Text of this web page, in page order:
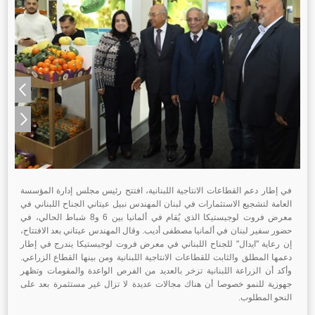
في إطار دعم القطاعات الانتاجية اللبنانية، افتتح رئيس مجلس إدارة المؤسسة
العامة لتشجيع الاستثمارات في لبنان المهندس نبيل عيتاني الجناح اللبناني في
معرض فروت لوجيستيكا الذي
يُقام في ألمانيا بين 6 و8 شباط الحالي، في
حضور سفير لبنان في ألمانيا مصطفى أديب. وقال المهندس عيتاني بعد الافتتاح،
إن رعاية "ايدال" للجناح اللبناني في معرض فروت لوجيستيكا يندرج في إطار
دعمها المطلق والثابت للقطاعات الانتاجية اللبنانية ومن بينها القطاع الزراعي.
وأكد أن الزراعة اللبنانية تزخر بالعديد من الفرص الواعدة والمقومات وتظهر
جهوزية للنمو خصوصا أن هناك مجالات عديدة لا تزال غير مستثمرة بعد على
النحو المطلوب.